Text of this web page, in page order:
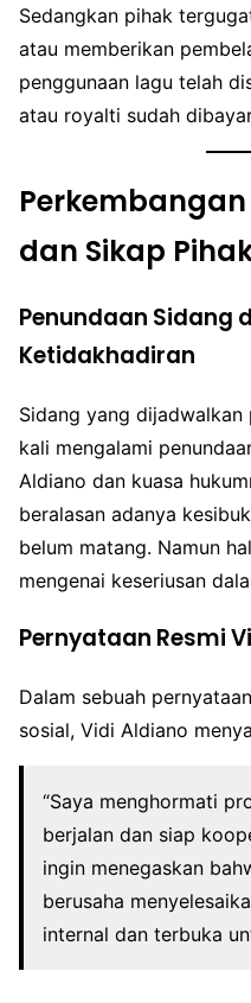
Sedangkan pihak
atau memberikan
penggunaan lagu telah
atau royalti sudah
dan Sikap
Penundaan Sidang
Ketidakhadiran
Sidang yang
kali mengalami
Aldiano dan kuasa
beralasan adanya
belum matang. Namun
mengenai keseriusan
Pernyataan Resmi
Dalam sebuah
sosial, Vidi Aldiano
“Saya menghormati
berjalan dan siap
ingin menegaskan
berusaha
internal dan terbuka